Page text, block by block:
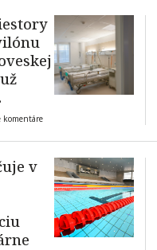
komentáre
v